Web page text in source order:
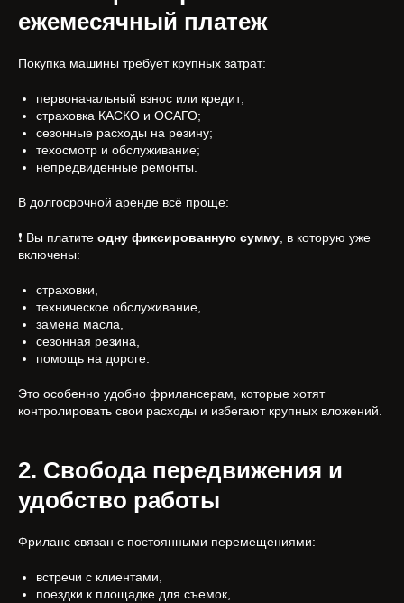
ежемесячный платеж
Покупка машины требует крупных затрат:
первоначальный взнос или кредит;
страховка КАСКО и ОСАГО;
сезонные расходы на резину;
техосмотр и обслуживание;
непредвиденные ремонты.
В долгосрочной аренде всё проще:
❗ Вы платите одну фиксированную сумму, в которую уже
включены:
страховки,
техническое обслуживание,
замена масла,
сезонная резина,
помощь на дороге.
Это особенно удобно фрилансерам, которые хотят
контролировать свои расходы и избегают крупных вложений.
2. Свобода передвижения и
удобство работы
Фриланс связан с постоянными перемещениями:
встречи с клиентами,
поездки к площадке для съемок,